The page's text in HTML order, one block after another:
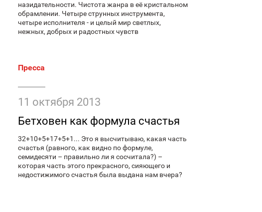
назидательности. Чистота жанра в её кристальном
обрамлении. Четыре струнных инструмента,
четыре исполнителя - и целый мир светлых,
нежных, добрых и радостных чувств
Пресса
11 октября 2013
Бетховен как формула счастья
32+10+5+17+5+1... Это я высчитываю, какая часть
счастья (равного, как видно по формуле,
семидесяти – правильно ли я сосчитала?) –
которая часть этого прекрасного, сияющего и
недостижимого счастья была выдана нам вчера?